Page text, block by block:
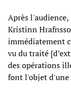
Après l'audience,
Kristinn
immédiatement
vu du traité
des opérations
font l'objet d'une